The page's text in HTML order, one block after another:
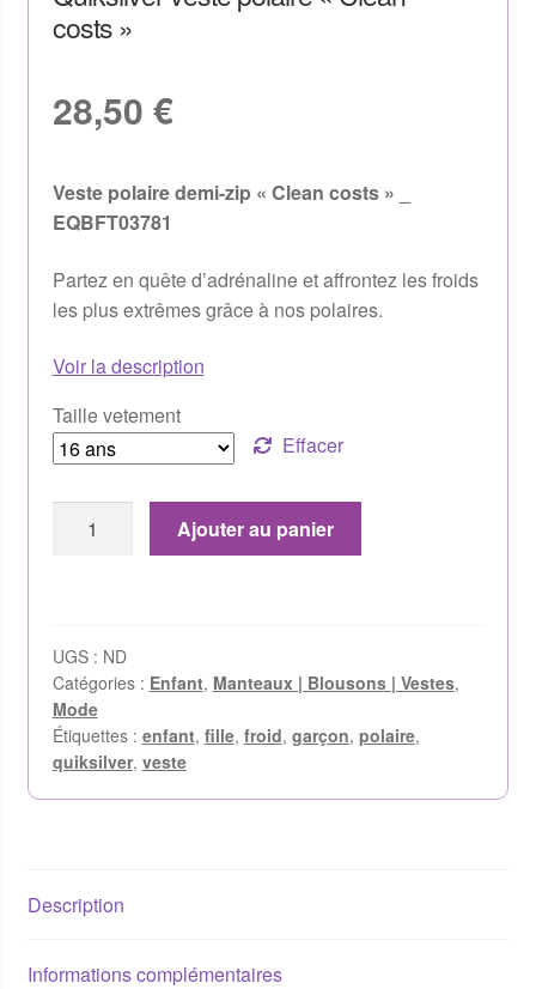
costs »
28,50 €
Veste polaire demi-zip « Clean costs » _
EQBFT03781
Partez en quête d’adrénaline et affrontez les froids
les plus extrêmes grâce à nos polaires.
Voir la description
Taille vetement
Effacer
Ajouter au panier
UGS : ND
Catégories : Enfant, Manteaux | Blousons | Vestes,
Mode
Étiquettes : enfant, fille, froid, garçon, polaire,
quiksilver, veste
Description
Informations complémentaires